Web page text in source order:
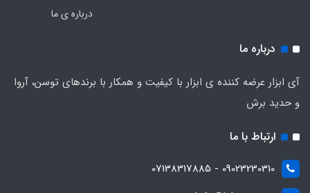
درباره ی ما
درباره ما
آی ابزار عرضه کننده ی ابزار با کیفیت و همکار با برندهای توسن، آروا
و حدید برش
ارتباط با ما
09023230310 - 07138317885